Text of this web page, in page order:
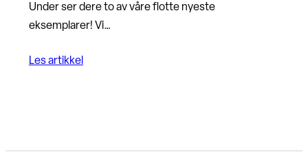
Under ser dere to av våre flotte nyeste
eksemplarer! Vi…
Les artikkel